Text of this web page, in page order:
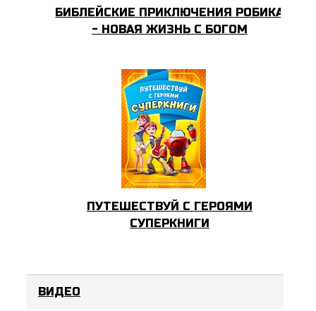
БИБЛЕЙСКИЕ ПРИКЛЮЧЕНИЯ РОБИКА
- НОВАЯ ЖИЗНЬ С БОГОМ
ПУТЕШЕСТВУЙ С ГЕРОЯМИ
СУПЕРКНИГИ
ВИДЕО